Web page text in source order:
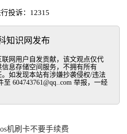
投诉：12315
知识网发布
网用户自发贡献，该文观点仅代
息存储空间服务，不拥有所有
如发现本站有涉嫌抄袭侵权/违法
604743761@qq..com 举报，一经
机刷卡不要手续费